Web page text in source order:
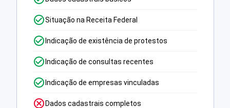
Situação na Receita Federal
Indicação de existência de protestos
Indicação de consultas recentes
Indicação de empresas vinculadas
Dados cadastrais completos